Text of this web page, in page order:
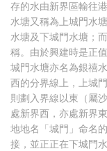
存的水由新界區輸往
水塘又稱為上城門水
水塘及下城門水塘；
稱。由於興建時是正
城門水塘亦名為銀禧
西的分界線上，上城
則劃入界線以東（屬
處新界西，亦處新界
地地名「城門」命名
接，並正正在下城門